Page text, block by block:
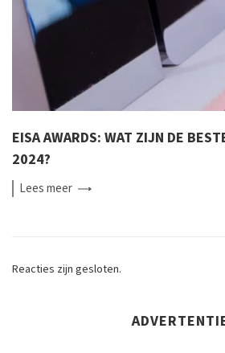
EISA AWARDS: WAT ZIJN DE
2024?
Leesmeer
Reacties zijn gesloten.